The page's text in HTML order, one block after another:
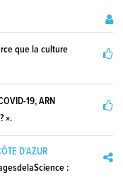
que la culture
19, ARN
».
D'AZUR
: